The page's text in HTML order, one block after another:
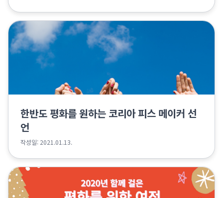
한반도 평화를 원하는 코리아 피스 메이커 선
언
작성일: 2021.01.13.